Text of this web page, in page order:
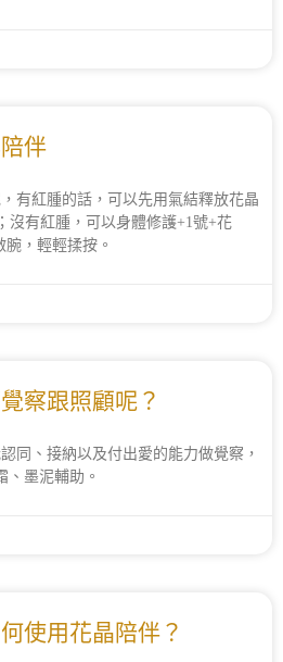
伴
有紅腫的話，可以先用氣結釋放花晶
沒有紅腫，可以身體修護+1號+花
，輕輕揉按。
察跟照顧呢？
同、接納以及付出愛的能力做覺察，
、墨泥輔助。
使用花晶陪伴？